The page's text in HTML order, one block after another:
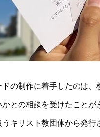
の制作に着手したのは
との相談を受けたこと
キリスト教団体から発